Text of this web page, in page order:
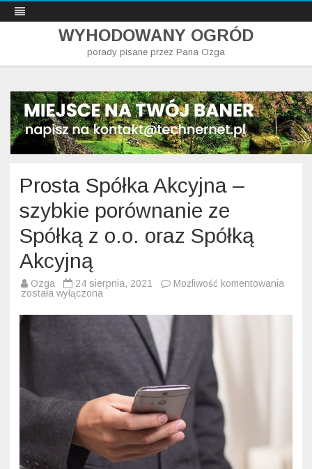
WYHODOWANY OGRÓD
porady pisane przez Pana Ozga
Skip
content
Prosta Spółka Akcyjna –
szybkie porównanie ze
Spółką z o.o. oraz Spółką
Akcyjną
Ozga 24 sierpnia, 2021 Możliwość komentowania
została wyłączona